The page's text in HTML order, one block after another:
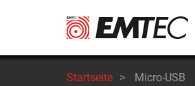
Startseite > Micro-USB